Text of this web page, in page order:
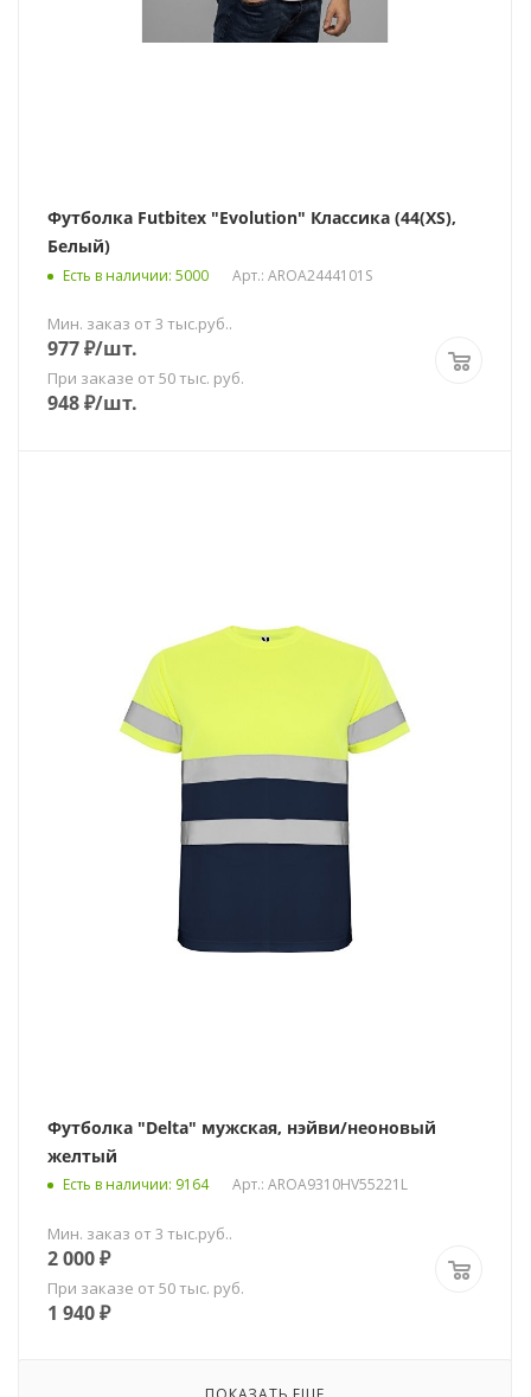
Футболка Futbitex "Evolution" Классика (44(XS),
Белый)
Есть в наличии: 5000 Арт.: AROA2444101S
Мин. заказ от 3 тыс.руб..
977₽/шт.
При заказе от 50 тыс. руб.
948₽/шт.
Футболка "Delta" мужская, нэйви/неоновый
желтый
Есть в наличии: 9164 Арт.: AROA9310HV55221L
Мин. заказ от 3 тыс.руб..
2 000₽
При заказе от 50 тыс. руб.
1 940₽